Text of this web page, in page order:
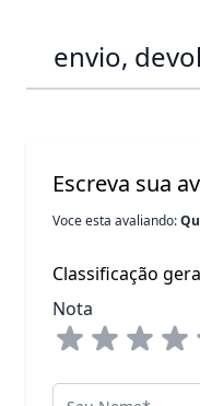
envio,
Escreva sua
Voce esta avaliando:
Classificação
Nota
Seu Nome